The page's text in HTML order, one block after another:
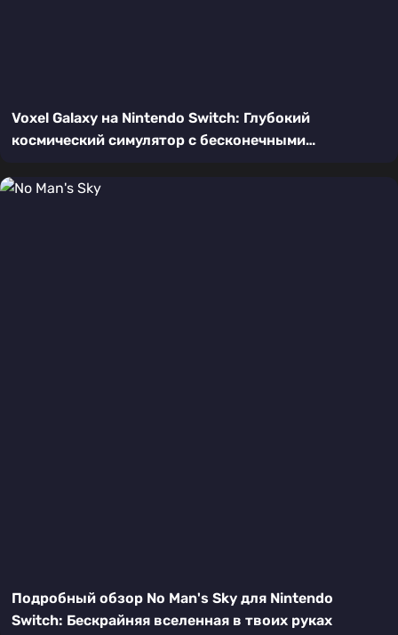
Voxel Galaxy на Nintendo Switch: Глубокий
космический симулятор с бесконечными
Подробный обзор No Man's Sky для Nintendo
Switch: Бескрайняя вселенная в твоих руках